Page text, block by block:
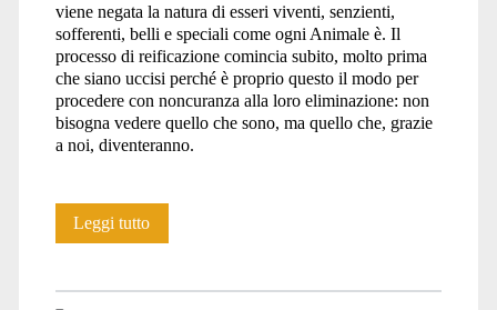
viene negata la natura di esseri viventi, senzienti,
sofferenti, belli e speciali come ogni Animale è. Il
processo di reificazione comincia subito, molto prima
che siano uccisi perché è proprio questo il modo per
procedere con noncuranza alla loro eliminazione: non
bisogna vedere quello che sono, ma quello che, grazie
a noi, diventeranno.
Leggi tuttoCOCCODRILLI,